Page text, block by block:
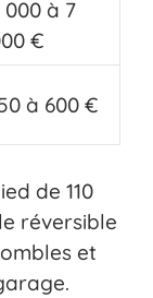
000 à 7
€
à 600 €
de 110
réversible
et